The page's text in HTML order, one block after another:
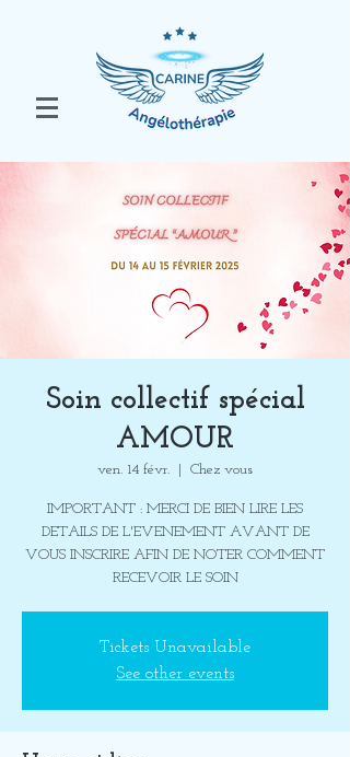
Soin collectif spécial
AMOUR
ven. 14 févr. Chez vous
IMPORTANT : MERCI DE BIEN LIRE LES
DETAILS DE L'EVENEMENT AVANT DE
VOUS INSCRIRE AFIN DE NOTER COMMENT
RECEVOIR LE SOIN
Tickets Unavailable
See other events